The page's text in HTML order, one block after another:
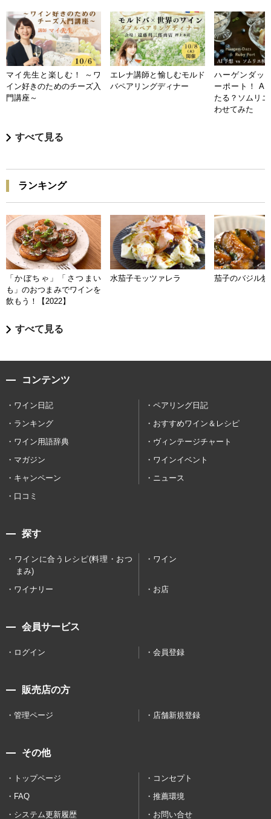
マイ先生と楽しむ！ ～ワ
イン好きのためのチーズ入
門講座～
エレナ講師と愉しむモルド
バペアリングディナー
ハーゲンダッ
ーポート！ AI
たる？ソムリ
わせてみた
すべて見る
ランキング
「かぼちゃ」「さつまい
も」のおつまみでワインを
飲もう！【2022】
水茄子モッツァレラ 茄子のバジル炒
すべて見る
コンテンツ
ワイン日記
ペアリング日記
ランキング
おすすめワイン＆レシピ
ワイン用語辞典
ヴィンテージチャート
マガジン
ワインイベント
キャンペーン
ニュース
口コミ
探す
ワインに合うレシピ(料理・おつ
まみ)
ワイン
ワイナリー お店
会員サービス
ログイン 会員登録
販売店の方
管理ページ 店舗新規登録
その他
トップページ
コンセプト
FAQ
推薦環境
システム更新履歴
お問い合せ